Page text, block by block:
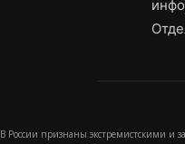
В России признаны экстремистскими и